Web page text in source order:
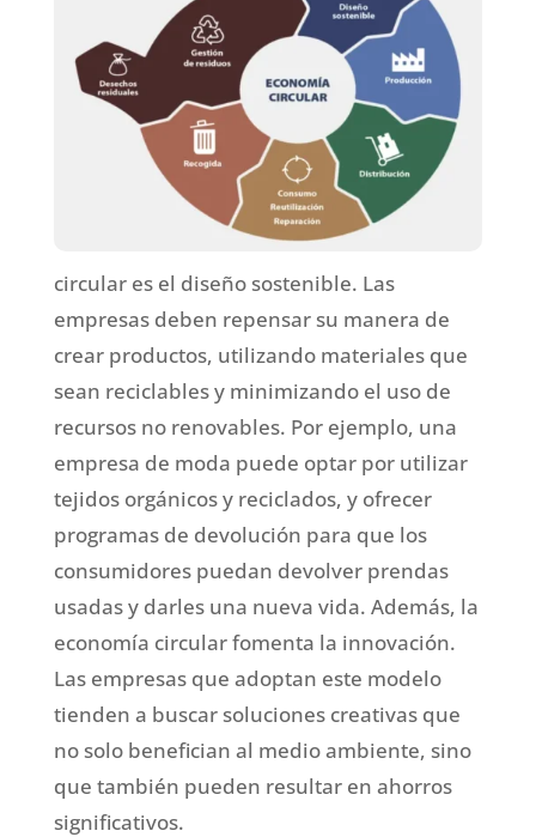
circular es el diseño sostenible. Las
empresas deben repensar su manera de
crear productos, utilizando materiales que
sean reciclables y minimizando el uso de
recursos no renovables. Por ejemplo, una
empresa de moda puede optar por utilizar
tejidos orgánicos y reciclados, y ofrecer
programas de devolución para que los
consumidores puedan devolver prendas
usadas y darles una nueva vida. Además, la
economía circular fomenta la innovación.
Las empresas que adoptan este modelo
tienden a buscar soluciones creativas que
no solo benefician al medio ambiente, sino
que también pueden resultar en ahorros
significativos.